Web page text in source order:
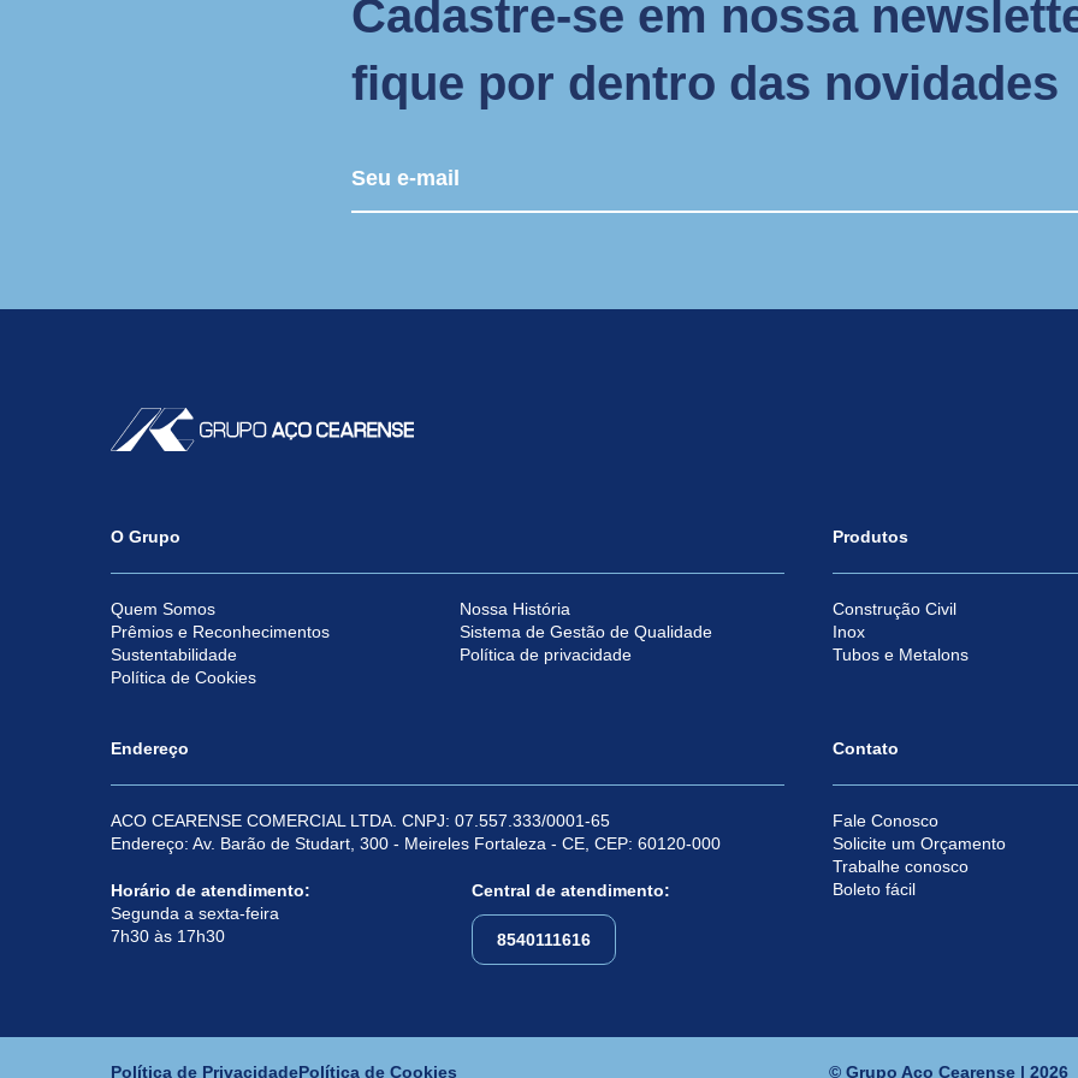
Cadastre-se em nossa
fique por dentro das novidades
O Grupo
Quem Somos
Nossa História
Prêmios e Reconhecimentos
Sistema de Gestão de Qualidade
Sustentabilidade
Política de privacidade
Política de Cookies
Produtos
Construção Civil
Inox
Tubos e Metalons
Endereço
ACO CEARENSE COMERCIAL LTDA. CNPJ: 07.557.333/0001-65
Endereço: Av. Barão de Studart, 300 - Meireles Fortaleza - CE, CEP: 60120-000
Horário de atendimento:
Segunda a sexta-feira
7h30 às 17h30
Central de atendimento:
8540111616
Contato
Fale Conosco
Solicite um Orçamento
Trabalhe conosco
Boleto fácil
Política de PrivacidadePolítica de Cookies © Grupo Aço Cearense | 2026